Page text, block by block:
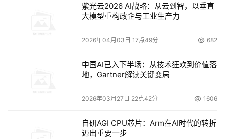
紫光云2026 AI战略：从云到智，以垂直
大模型重构政企与工业生产力
2026年04月03日 17点49分 682
中国AI已入下半场：从技术狂欢到价值落
地，Gartner解读关键变局
2026年03月27日 22点42分 1606
自研AGI CPU芯片：Arm在AI时代的转折
迈出重要一步